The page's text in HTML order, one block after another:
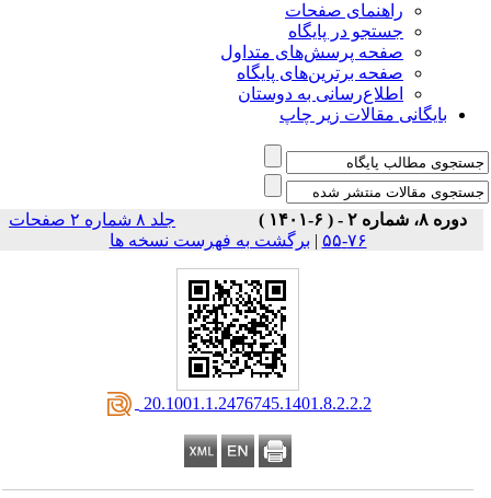
راهنمای صفحات
جستجو در پایگاه
صفحه پرسش‌های متداول
صفحه برترین‌های پایگاه
اطلاع‌رسانی به دوستان
بایگانی مقالات زیر چاپ
دوره ۸، شماره ۲ - ( ۶-۱۴۰۱ )
جلد ۸ شماره ۲ صفحات
۷۶-۵۵
|برگشت به فهرست نسخه ها
‎ 20.1001.1.2476745.1401.8.2.2.2